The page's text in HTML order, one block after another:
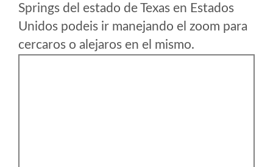
Springs del estado de Texas en Estados
Unidos podeis ir manejando el zoom para
cercaros o alejaros en el mismo.